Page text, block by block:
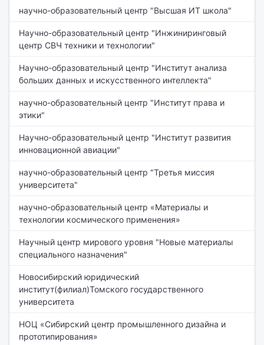
научно-образовательный центр "Высшая ИТ школа"
Научно-образовательный центр "Инжиниринговый
центр СВЧ техники и технологии"
Научно-образовательный центр "Институт анализа
больших данных и искусственного интеллекта"
научно-образовательный центр "Институт права и
этики"
Научно-образовательный центр "Институт развития
инновационной авиации"
научно-образовательный центр "Третья миссия
университета"
научно-образовательный центр «Материалы и
технологии космического применения»
Научный центр мирового уровня "Новые материалы
специального назначения"
Новосибирский юридический
институт(филиал)Томского государственного
университета
НОЦ «Сибирский центр промышленного дизайна и
прототипирования»